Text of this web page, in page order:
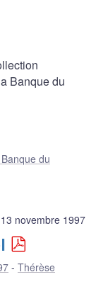
Banque du
du
13 novembre 1997
Thérèse